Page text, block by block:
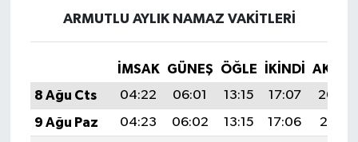
ARMUTLU AYLIK NAMAZ VAKITLERI
İMSAK GÜNEŞ ÖĞLE İKINDI
8 Ağu Cts
04:22 06:01 13:15 17:07
20:20
9 Ağu Paz
04:23 06:02 13:15 17:06
20:18
Kepsut
MAGAZİN
MANŞET